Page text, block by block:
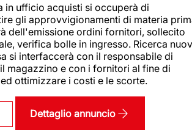
in ufficio acquisti si occuperà di
gli approvvigionamenti di materia
dell'emissione ordini fornitori, sollecito
verifica bolle in ingresso. Ricerca
si interfaccerà con il responsabile di
magazzino e con i fornitori al fine di
ottimizzare i costi e le scorte.
Dettaglio annuncio